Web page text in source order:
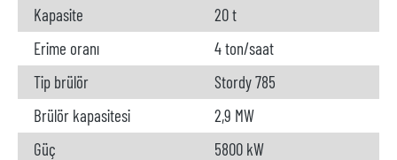
Kapasite
20 t
Erime oranı
4 ton/saat
Tip brülör
Stordy 785
Brülör kapasitesi
2,9 MW
Güç
5800 kW